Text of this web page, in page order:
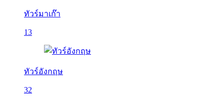
ทัวร์มาเก๊า
13
ทัวร์อังกฤษ
32